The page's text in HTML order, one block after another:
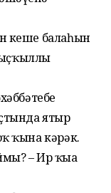
кеше балаһын
ятыр
ҡына кәрәк.
– Ир ҡыҙа